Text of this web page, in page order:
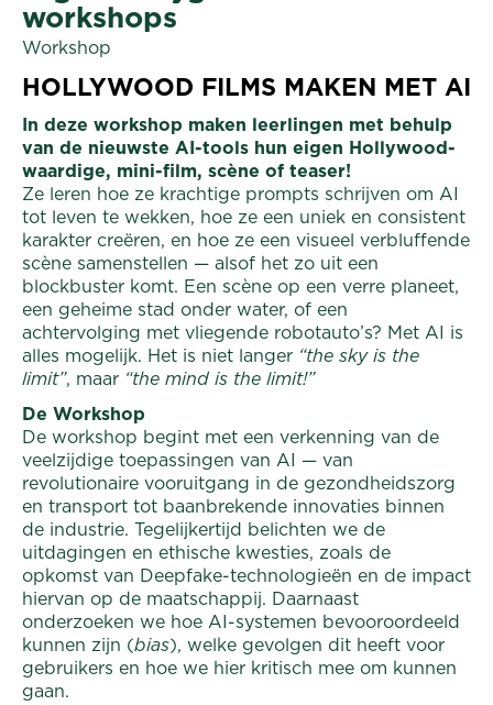
workshops
Workshop
HOLLYWOOD FILMS MAKEN MET AI
In deze workshop maken leerlingen met behulp
van de nieuwste AI-tools hun eigen Hollywood-
waardige, mini-film, scène of teaser!
Ze leren hoe ze krachtige prompts schrijven om AI
tot leven te wekken, hoe ze een uniek en consistent
karakter creëren, en hoe ze een visueel verbluffende
scène samenstellen — alsof het zo uit een
blockbuster komt. Een scène op een verre planeet,
een geheime stad onder water, of een
achtervolging met vliegende robotauto’s? Met AI is
alles mogelijk. Het is niet langer “the sky is the
limit”, maar “the mind is the limit!”
De Workshop
De workshop begint met een verkenning van de
veelzijdige toepassingen van AI — van
revolutionaire vooruitgang in de gezondheidszorg
en transport tot baanbrekende innovaties binnen
de industrie. Tegelijkertijd belichten we de
uitdagingen en ethische kwesties, zoals de
opkomst van Deepfake-technologieën en de impact
hiervan op de maatschappij. Daarnaast
onderzoeken we hoe AI-systemen bevooroordeeld
kunnen zijn (bias), welke gevolgen dit heeft voor
gebruikers en hoe we hier kritisch mee om kunnen
gaan.